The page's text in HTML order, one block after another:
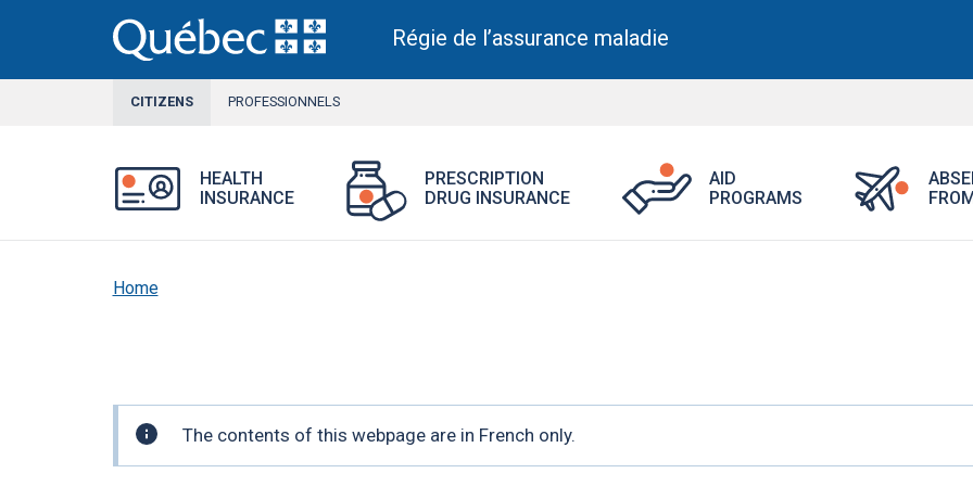
Régie de l’assurance maladie
CITIZENSCURRENT
HEALTH
INSURANCEHealth
Insurance
PRESCRIPTION
DRUG INSURANCEPrescription
Drug
menu.
AID
PROGRAMS
Programs
PROFESSIONNELS
Home
Important
information
The contents of this webpage are in French only.